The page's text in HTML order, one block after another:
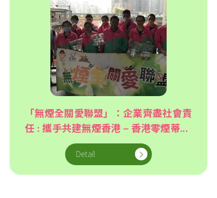
「無煙全關愛聯盟」：企業齊盡社會責
任 : 攜手共建無煙香港 – 香港零煙蒂...
Detail